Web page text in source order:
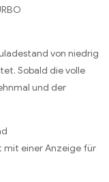
von niedrig
Sobald die volle
und der
mit einer Anzeige für